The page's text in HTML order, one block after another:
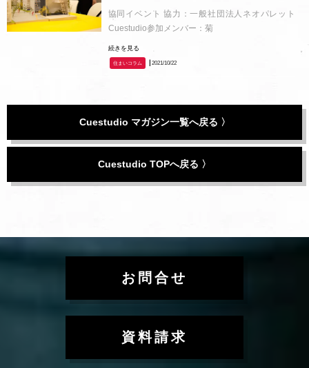
協同イベント 協力：一般社団法人ネオパレット
Cuestudio参加メンバー：菊
続きを見る
住まいコラム ┃2021/10/22
Cuestudio マガジン一覧へ戻る 〉
Cuestudio TOPへ戻る 〉
お問合せ
資料請求